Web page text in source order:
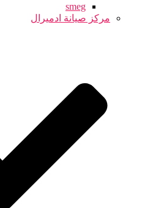
smeg
مركز صيانة ادميرال